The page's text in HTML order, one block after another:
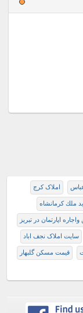
املاک کرج
ملك كرمانشاه
اپارتمان در تبریز
سایت املاک نجف اباد
قیمت مسکن گلبهار